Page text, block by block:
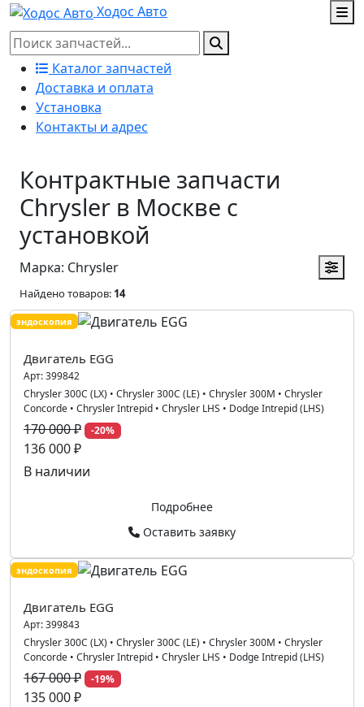
Ходос Авто
Каталог запчастей
Доставка и оплата
Установка
Контакты и адрес
Контрактные запчасти
Chrysler в Москве с
установкой
Марка: Chrysler
Найдено товаров: 14
эндоскопия
Двигатель EGG
Арт:399842
Chrysler 300C (LX) • Chrysler 300C (LE) • Chrysler 300M • Chrysler
Concorde • Chrysler Intrepid • Chrysler LHS • Dodge Intrepid (LHS)
170 000 ₽ -20%
136 000 ₽
В наличии
Подробнее
Оставить заявку
эндоскопия
Двигатель EGG
Арт:399843
Chrysler 300C (LX) • Chrysler 300C (LE) • Chrysler 300M • Chrysler
Concorde • Chrysler Intrepid • Chrysler LHS • Dodge Intrepid (LHS)
167 000 ₽ -19%
135 000 ₽